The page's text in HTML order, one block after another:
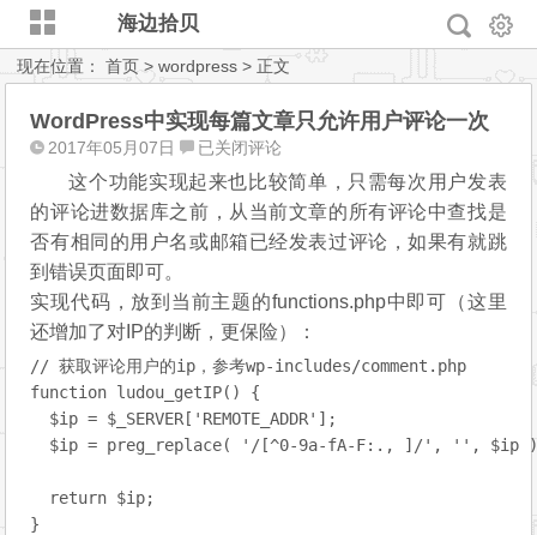
海边拾贝
现在位置：首页 >wordpress > 正文
WordPress中实现每篇文章只允许用户评论一次
2017年05月07日
WordPress
中
实
现
每
文
章
允
许
已关闭评论
这个功能实现起来也比较简单，只需每次用户发表
的评论进数据库之前，从当前文章的所有评论中查找是
否有相同的用户名或邮箱已经发表过评论，如果有就跳
到错误页面即可。
实现代码，放到当前主题的functions.php中即可（这里
还增加了对IP的判断，更保险）：
// 获取评论用户的ip，参考wp-includes/comment.php
function ludou_getIP() {
  $ip = $_SERVER['REMOTE_ADDR'];
$ip = preg_replace( '/[^0-9a-fA-F:., ]/', '', $ip
  return $ip;
}